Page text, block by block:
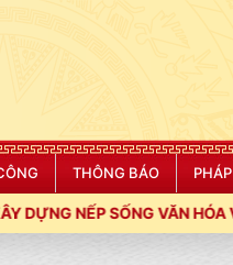
THÔNG BÁO
HÓA VÌ NHÂN DÂN PHỤC